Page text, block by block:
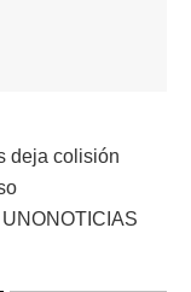
deja colisión